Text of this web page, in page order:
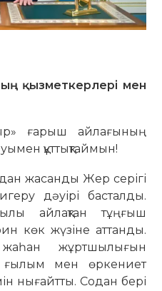
қызметкерлері мен
ғарыш айлағының
құттықтаймын!
жасанды Жер серігі
дәуірі басталды.
айлақтан тұңғыш
көк жүзіне аттанды.
жұртшылығын
ғылым мен өркениет
нығайтты. Содан бері